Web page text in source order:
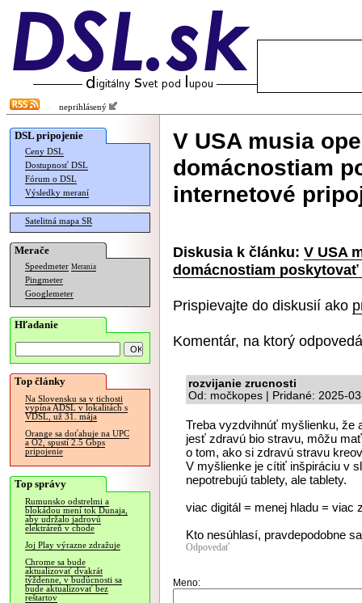
neprihlásený
DSL pripojenie
Ceny DSL
Dostupnosť DSL
Fórum o DSL
Výsledky meraní
Satelitná mapa SR
Merače
Speedmeter Merania
Pingmeter
Googlemeter
Hľadanie
Top články
Na Slovensku sa v tichosti
vypína ADSL v lokalitách s
VDSL, už 31. mája
Orange sa doťahuje na UPC
a O2, spustí 2.5 Gbps
pripojenie
Top správy
Rumunsko odstrelmi a
blokádou mení tok Dunaja,
aby udržalo jadrovú
elektráreň v chode
Joj Play výrazne zdražuje
Chrome sa bude
aktualizovať dvakrát
týždenne, v budúcnosti sa
bude aktualizovať bez
reštartov
V USA musia
domácnostiam
internetové
Diskusia k článku: V USA
domácnostiam
Prispievajte do diskusií ako
Komentár, na ktorý
rozvijanie zrucnosti
Od: močkopes | Pridané: 2025-
Treba vyzdvihnúť myšlienku, že
jesť zdravú bio stravu, môžu
o tom, ako si zdravú stravu
V myšlienke je cítiť inšpiráciu v
nepotrebujú tablety, ale tablety.
viac digitál = menej hladu = viac
Kto nesúhlasí, pravdepodobne
Odpovedať
Meno: